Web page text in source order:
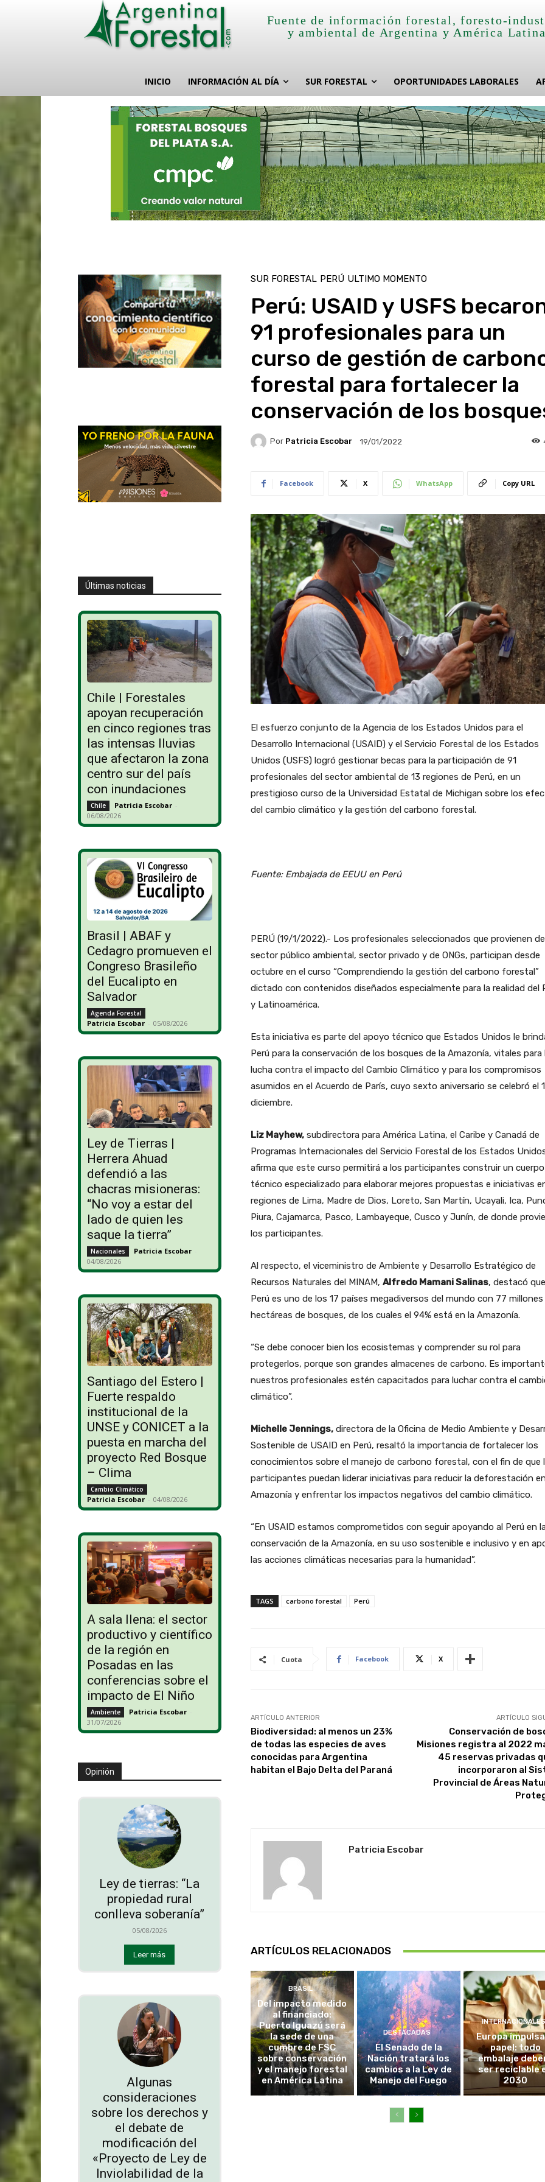
Fuente de información forestal, foresto-
y ambiental de Argentina y América
INICIO INFORMACIÓN AL DÍA SUR FORESTAL OPORTUNIDADES LABORALES
Últimas noticias
Chile | Forestales
apoyan recuperación
en cinco regiones tras
las intensas lluvias
que afectaron la zona
centro sur del país
con inundaciones
Chile Patricia Escobar -
06/08/2026
Brasil | ABAF y
Cedagro promueven el
Congreso Brasileño
del Eucalipto en
Salvador
Agenda Forestal
Patricia Escobar - 05/08/2026
Ley de Tierras |
Herrera Ahuad
defendió a las
chacras misioneras:
“No voy a estar del
lado de quien les
saque la tierra”
Nacionales Patricia Escobar -
04/08/2026
Santiago del Estero |
Fuerte respaldo
institucional de la
UNSE y CONICET a la
puesta en marcha del
proyecto Red Bosque
– Clima
Cambio Climático
Patricia Escobar - 04/08/2026
A sala llena: el sector
productivo y científico
de la región en
Posadas en las
conferencias sobre el
impacto de El Niño
Ambiente Patricia Escobar -
31/07/2026
Opinión
Ley de tierras: “La
propiedad rural
conlleva soberanía”
05/08/2026
Leer más
Algunas
consideraciones
sobre los derechos y
el debate de
modificación del
«Proyecto de Ley de
Inviolabilidad de la
SUR FORESTAL PERÚ ULTIMO MOMENTO
Perú: USAID y USFS
91 profesionales para un
curso de gestión de
forestal para fortalecer la
conservación de los
Por Patricia Escobar 19/01/2022
Facebook X WhatsApp Copy URL
El esfuerzo conjunto de la Agencia de los Estados Unidos para el
Desarrollo Internacional (USAID) y el Servicio Forestal de los Estados
Unidos (USFS) logró gestionar becas para la participación de 91
profesionales del sector ambiental de 13 regiones de Perú, en un
prestigioso curso de la Universidad Estatal de Michigan sobre los
del cambio climático y la gestión del carbono forestal.
Fuente: Embajada de EEUU en Perú
PERÚ (19/1/2022).- Los profesionales seleccionados que provienen
sector público ambiental, sector privado y de ONGs, participan desde
octubre en el curso “Comprendiendo la gestión del carbono forestal”
dictado con contenidos diseñados especialmente para la realidad del
y Latinoamérica.
Esta iniciativa es parte del apoyo técnico que Estados Unidos le
Perú para la conservación de los bosques de la Amazonía, vitales para
lucha contra el impacto del Cambio Climático y para los compromisos
asumidos en el Acuerdo de París, cuyo sexto aniversario se celebró el
diciembre.
Liz Mayhew,subdirectora para América Latina, el Caribe y Canadá de
Programas Internacionales del Servicio Forestal de los Estados
afirma que este curso permitirá a los participantes construir un cuerpo
técnico especializado para elaborar mejores propuestas e iniciativas
regiones de Lima, Madre de Dios, Loreto, San Martín, Ucayali, Ica,
Piura, Cajamarca, Pasco, Lambayeque, Cusco y Junín, de donde
los participantes.
Al respecto, el viceministro de Ambiente y Desarrollo Estratégico de
Recursos Naturales del MINAM, Alfredo Mamani Salinas, destacó
Perú es uno de los 17 países megadiversos del mundo con 77 millones
hectáreas de bosques, de los cuales el 94% está en la Amazonía.
“Se debe conocer bien los ecosistemas y comprender su rol para
protegerlos, porque son grandes almacenes de carbono. Es
nuestros profesionales estén capacitados para luchar contra el
climático”.
Michelle Jennings,directora de la Oficina de Medio Ambiente y
Sostenible de USAID en Perú, resaltó la importancia de fortalecer los
conocimientos sobre el manejo de carbono forestal, con el fin de que
participantes puedan liderar iniciativas para reducir la deforestación
Amazonía y enfrentar los impactos negativos del cambio climático.
“En USAID estamos comprometidos con seguir apoyando al Perú en
conservación de la Amazonía, en su uso sostenible e inclusivo y en
las acciones climáticas necesarias para la humanidad”.
TAGS carbono forestal Perú
Cuota Facebook X
ARTÍCULO ANTERIOR
Biodiversidad: al menos un 23%
de todas las especies de aves
conocidas para Argentina
habitan el Bajo Delta del Paraná
ARTÍCULO
Conservación de
Misiones registra al 2022
45 reservas privadas
incorporaron al
Provincial de Áreas
Patricia Escobar
ARTÍCULOS RELACIONADOS
BRASIL
Del impacto medido
al financiado:
Puerto Iguazú será
la sede de una
cumbre de FSC
sobre conservación
y el manejo forestal
en América Latina
DESTACADAS
El Senado de la
Nación tratará los
cambios a la Ley de
Manejo del Fuego
Europa
papel: todo
embalaje
ser reciclable
2030